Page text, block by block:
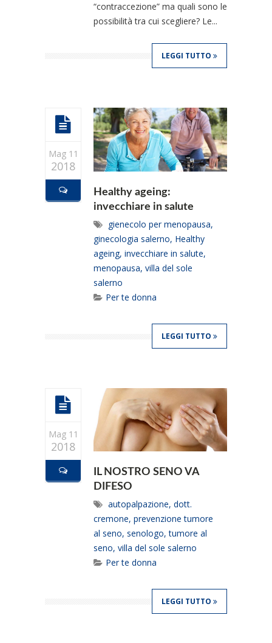
“contraccezione” ma quali sono le
possibilità tra cui scegliere? Le...
LEGGI TUTTO
Mag 11
2018
Healthy ageing:
invecchiare in salute
gienecolo per menopausa,
ginecologia salerno, Healthy
ageing, invecchiare in salute,
menopausa, villa del sole
salerno
Per te donna
LEGGI TUTTO
Mag 11
2018
IL NOSTRO SENO VA
DIFESO
autopalpazione, dott.
cremone, prevenzione tumore
al seno, senologo,tumore al
seno, villa del sole salerno
Per te donna
LEGGI TUTTO